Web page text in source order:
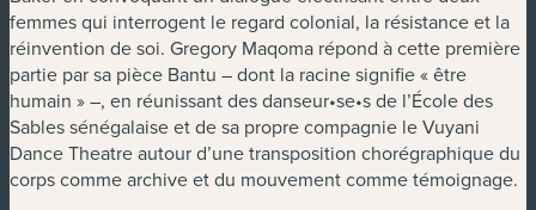
femmes qui interrogent le regard colonial, la résistance et la
réinvention de soi. Gregory Maqoma répond à cette première
partie par sa pièce Bantu – dont la racine signifie « être
humain » –, en réunissant des danseur•se•s de l’École des
Sables sénégalaise et de sa propre compagnie le Vuyani
Dance Theatre autour d’une transposition chorégraphique du
corps comme archive et du mouvement comme témoignage.